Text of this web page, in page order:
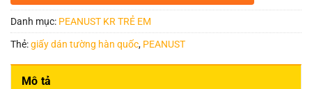
Danh mục: PEANUST KR TRẺ EM
Thẻ:giấy dán tường hàn quốc, PEANUST
Mô tả